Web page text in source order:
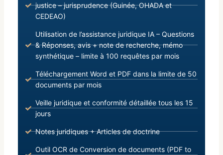
justice – jurisprudence (Guinée, OHADA et
CEDEAO)
Utilisation de l’assistance juridique IA – Questions
& Réponses, avis + note de recherche, mémo
synthétique – limite à 100 requêtes par mois
Téléchargement Word et PDF dans la limite de 50
documents par mois
Veille juridique et conformité détaillée tous les 15
jours
Notes juridiques + Articles de doctrine
Outil OCR de Conversion de documents (PDF to